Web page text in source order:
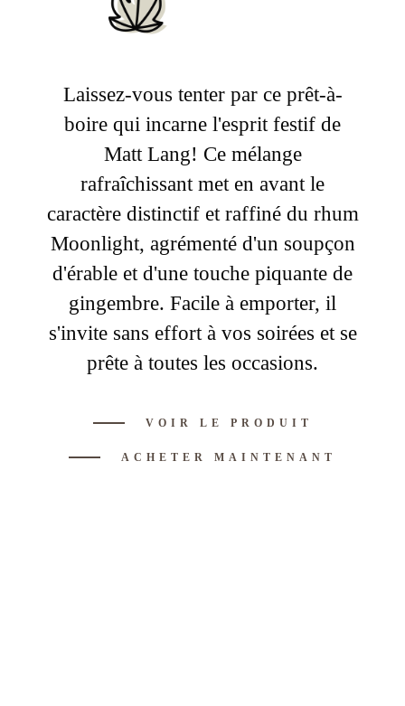
Laissez-vous tenter par ce prêt-à-
boire qui incarne l'esprit festif de
Matt Lang! Ce mélange
rafraîchissant met en avant le
caractère distinctif et raffiné du rhum
Moonlight, agrémenté d'un soupçon
d'érable et d'une touche piquante de
gingembre. Facile à emporter, il
s'invite sans effort à vos soirées et se
prête à toutes les occasions.
VOIR LE PRODUIT
ACHETER MAINTENANT